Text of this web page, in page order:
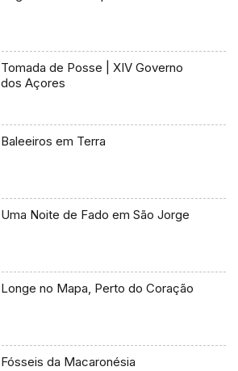
Tomada de Posse | XIV Governo
dos Açores
Baleeiros em Terra
Uma Noite de Fado em São Jorge
Longe no Mapa, Perto do Coração
Fósseis da Macaronésia